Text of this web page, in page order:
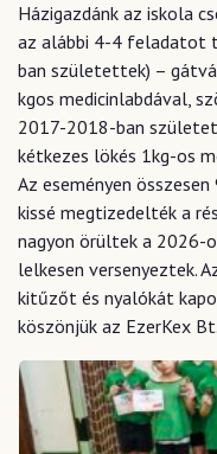
Házigazdánk az iskola
az alábbi 4-4 feladatot
ban születettek) –
kgos medicinlabdával,
2017-2018-ban
kétkezes lökés 1kg-os
Az eseményen
kissé megtizedelték a
nagyon örültek a 2026-
lelkesen versenyeztek.
kitűzőt és nyalókát
köszönjük az EzerKex